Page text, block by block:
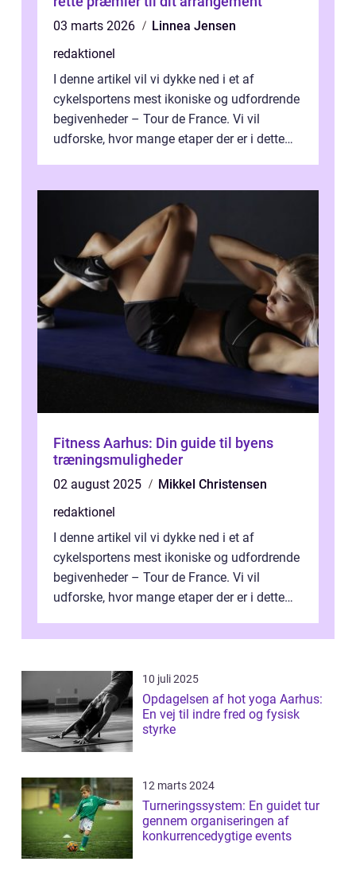
03 marts 2026
Linnea Jensen
redaktionel
I denne artikel vil vi dykke ned i et af
cykelsportens mest ikoniske og udfordrende
begivenheder – Tour de France. Vi vil
udforske, hvor mange etaper der er i dette
Fitness Aarhus: Din guide til byens
træningsmuligheder
02 august 2025
Mikkel Christensen
redaktionel
I denne artikel vil vi dykke ned i et af
cykelsportens mest ikoniske og udfordrende
begivenheder – Tour de France. Vi vil
udforske, hvor mange etaper der er i dette
10 juli 2025
Opdagelsen af hot yoga Aarhus:
En vej til indre fred og fysisk
styrke
12 marts 2024
Turneringssystem: En guidet tur
gennem organiseringen af
konkurrencedygtige events